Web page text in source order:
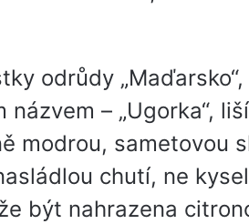
odrůdy
– „Ugorka“,
modrou, sametovou
chutí, ne
být nahrazena